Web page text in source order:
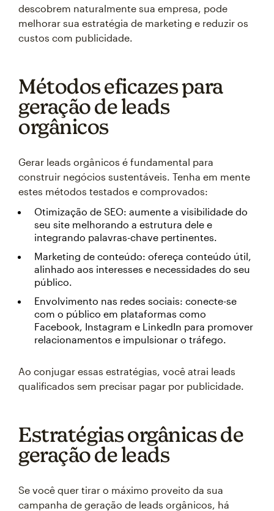
descobrem naturalmente sua empresa, pode
melhorar sua estratégia de marketing e reduzir os
custos com publicidade.
Métodos eficazes para
geração de leads
orgânicos
Gerar leads orgânicos é fundamental para
construir negócios sustentáveis. Tenha em mente
estes métodos testados e comprovados:
Otimização de SEO: aumente a visibilidade do
seu site melhorando a estrutura dele e
integrando palavras-chave pertinentes.
Marketing de conteúdo: ofereça conteúdo útil,
alinhado aos interesses e necessidades do seu
público.
Envolvimento nas redes sociais: conecte-se
com o público em plataformas como
Facebook, Instagram e LinkedIn para promover
relacionamentos e impulsionar o tráfego.
Ao conjugar essas estratégias, você atrai leads
qualificados sem precisar pagar por publicidade.
Estratégias orgânicas de
geração de leads
Se você quer tirar o máximo proveito da sua
campanha de geração de leads orgânicos, há